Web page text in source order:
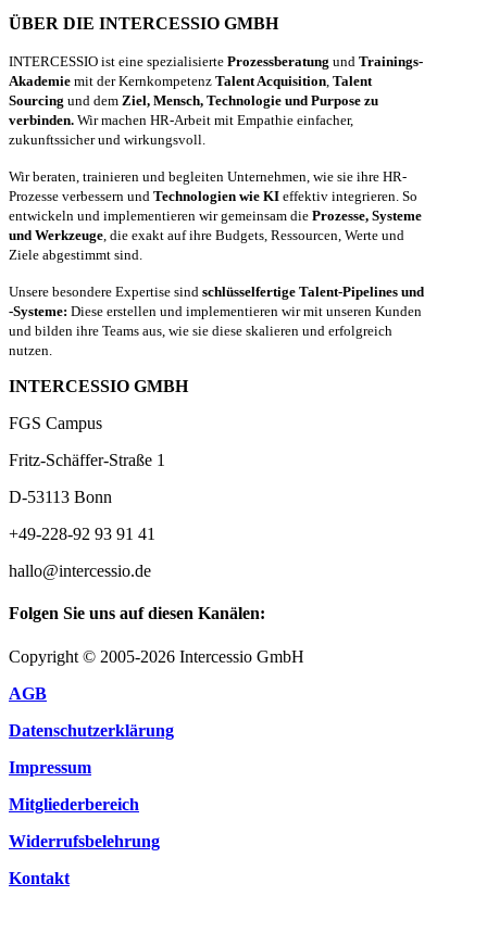
ÜBER DIE INTERCESSIO GMBH
INTERCESSIO ist eine spezialisierte Prozessberatung und Trainings-
Akademie mit der Kernkompetenz Talent Acquisition, Talent
Sourcing und dem Ziel, Mensch, Technologie und Purpose zu
verbinden. Wir machen HR-Arbeit mit Empathie einfacher,
zukunftssicher und wirkungsvoll.
Wir beraten, trainieren und begleiten Unternehmen, wie sie ihre HR-
Prozesse verbessern und Technologien wie KI effektiv integrieren. So
entwickeln und implementieren wir gemeinsam die Prozesse, Systeme
und Werkzeuge, die exakt auf ihre Budgets, Ressourcen, Werte und
Ziele abgestimmt sind.
Unsere besondere Expertise sind schlüsselfertige Talent-Pipelines und
-Systeme: Diese erstellen und implementieren wir mit unseren Kunden
und bilden ihre Teams aus, wie sie diese skalieren und erfolgreich
nutzen.
INTERCESSIO GMBH
FGS Campus
Fritz-Schäffer-Straße 1
D-53113 Bonn
+49-228-92 93 91 41
hallo@intercessio.de
Folgen Sie uns auf diesen Kanälen:
Copyright © 2005-2026 Intercessio GmbH
AGB
Datenschutzerklärung
Impressum
Mitgliederbereich
Widerrufsbelehrung
Kontakt